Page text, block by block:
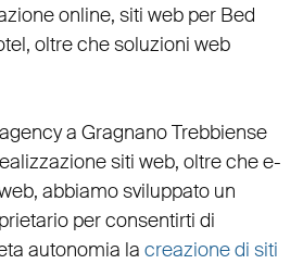
online, siti web per Bed
, oltre chesoluzioni web
a Gragnano Trebbiense
siti web, oltre chee-
, abbiamo sviluppato un
per consentirti di
autonomia la creazione di siti